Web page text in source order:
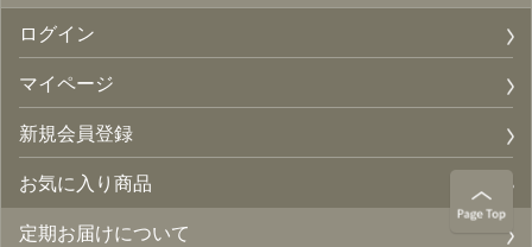
ログイン
マイページ
新規会員登録
お気に入り商品
定期お届けについて